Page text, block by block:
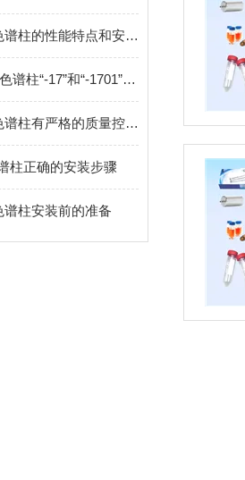
CNW气相色谱柱的性能特点和安装前的准备工作
干货丨气相色谱柱“-17”和“-1701”傻傻分不清楚
CNW气相色谱柱有严格的质量控制和优异的产品性能
柱正确的安装步骤
谱柱安装前的准备